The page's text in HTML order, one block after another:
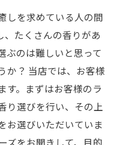
しを求めている人の間
、たくさんの香りがあ
ぶのは難しいと思って
か？ 当店では、お客様
す。まずはお客様のラ
り選びを行い、その上
お選びいただいていま
ズをお聞きして、目的